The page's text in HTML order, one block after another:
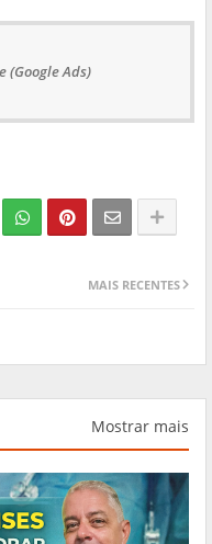
(Google Ads)
MAIS RECENTES
Mostrar mais